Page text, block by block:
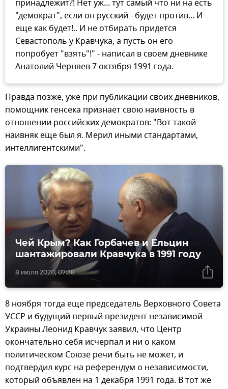
принадлежит?! Нет уж... тут самый что ни на есть
"демократ", если он русский - будет против... И
еще как будет!.. И не отбирать придется
Севастополь у Кравчука, а пусть он его
попробует "взять"!" - написал в своем дневнике
Анатолий Черняев 7 октября 1991 года.
Правда позже, уже при публикации своих дневников,
помощник генсека признает свою наивность в
отношении российских демократов: "Вот такой
наивняк еще был я. Мерил иными стандартами,
интеллигентскими".
8 июля 2020, 07:38
Чей Крым? Как Горбачев и Ельцин
шантажировали Кравчука в 1991 году
8 ноября тогда еще председатель Верховного Совета
УССР и будущий первый президент независимой
Украины Леонид Кравчук заявил, что Центр
окончательно себя исчерпал и ни о каком
политическом Союзе речи быть не может, и
подтвердил курс на референдум о независимости,
который объявлен на 1 декабря 1991 года. В тот же